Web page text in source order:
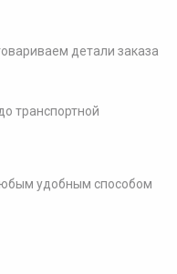
детали заказа
транспортной
удобным способом